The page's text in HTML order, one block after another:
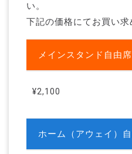
い。
下記の価格にてお買い求
メインスタンド自由
¥2,100
ホーム（アウェイ）